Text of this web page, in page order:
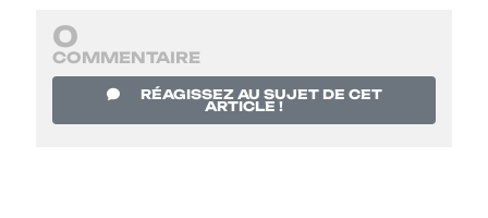
0
COMMENTAIRE
RÉAGISSEZ AU SUJET DE CET
ARTICLE !